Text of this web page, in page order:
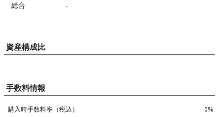
総合 -
資産構成比
手数料情報
購入時手数料率（税込） 0%